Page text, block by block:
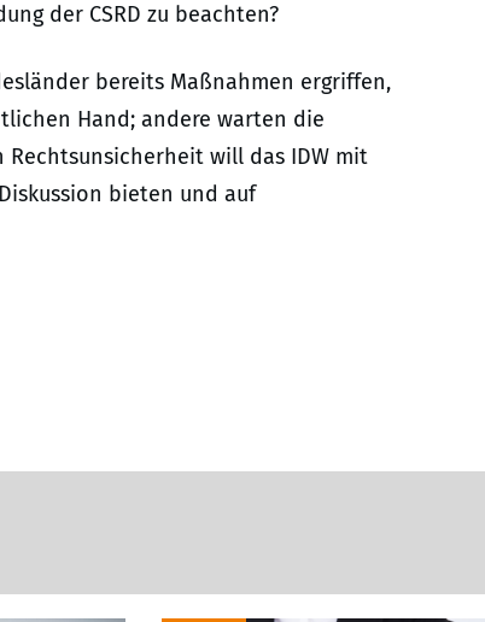
der CSRD zu beachten?
bereits Maßnahmen ergriffen,
Hand; andere warten die
Rechtsunsicherheit will das IDW mit
bieten und auf